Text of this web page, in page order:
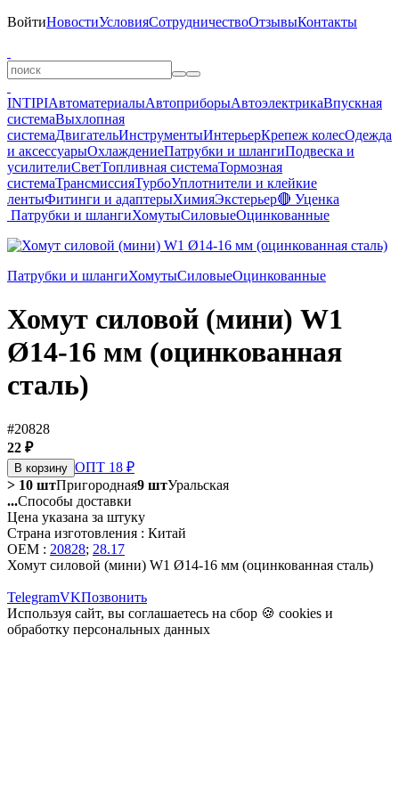
ВойтиНовостиУсловияСотрудничествоОтзывыКонтакты
INTIPIАвтоматериалыАвтоприборыАвтоэлектрикаВпускная
системаВыхлопная
системаДвигательИнструментыИнтерьерКрепеж колесОдежда
и аксессуарыОхлаждениеПатрубки и шлангиПодвеска и
усилителиСветТопливная системаТормозная
системаТрансмиссияТурбоУплотнители и клейкие
лентыФитинги и адаптерыХимияЭкстерьер🔴 Уценка
Патрубки и шлангиХомутыСиловыеОцинкованные
Патрубки и шлангиХомутыСиловыеОцинкованные
Хомут силовой (мини) W1
Ø14-16 мм (оцинкованная
сталь)
#20828
22 ₽
В корзину ОПТ 18 ₽
> 10 штПригородная9 штУральская
...Способы доставки
Цена указана за штуку
Страна изготовления : Китай
OEM : 20828; 28.17
Хомут силовой (мини) W1 Ø14-16 мм (оцинкованная сталь)
TelegramVKПозвонить
Используя сайт, вы соглашаетесь на сбор 🍪 cookies и
обработку персональных данных